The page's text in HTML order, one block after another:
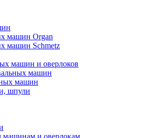
машин Organ
машин Schmetz
машин и оверлоков
машин
машин
шпули
и оверлокам